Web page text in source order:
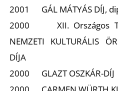
2001 GÁL MÁTYÁS DÍJ,
2000 XII. Országos
NEMZETI KULTURÁLIS
DÍJA
2000 GLAZT OSZKÁR-DÍJ